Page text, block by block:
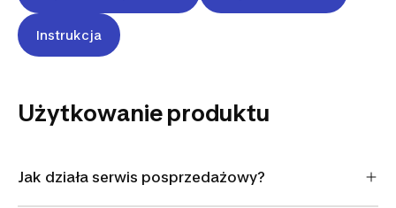
Instrukcja
Użytkowanie produktu
Jak działa serwis posprzedażowy?